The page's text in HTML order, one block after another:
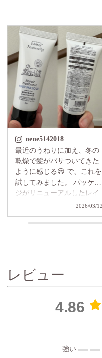
__aya812__
. レイヴィー leivy_japan シ
ャンプーはアミノ酸系のノ
ンシリコン🫧 泡立ちがすご
くきめ細かくて、 頭皮も髪
も包み込むようにやさしく
洗える感じ🛁 洗っているの
覚で、 すすいだ後もきしま
までスッとなじんで、 流し
た瞬間から指通りなめらか
🪞 シャンプー＆コンディシ
ョナーだけでも サラサラに
トメントマスクは スペシャ
2026/03/12
レビュー
4.86
強い